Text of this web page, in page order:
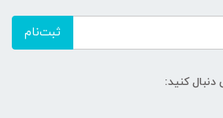
ثبت‌نام
دنبال کنید: